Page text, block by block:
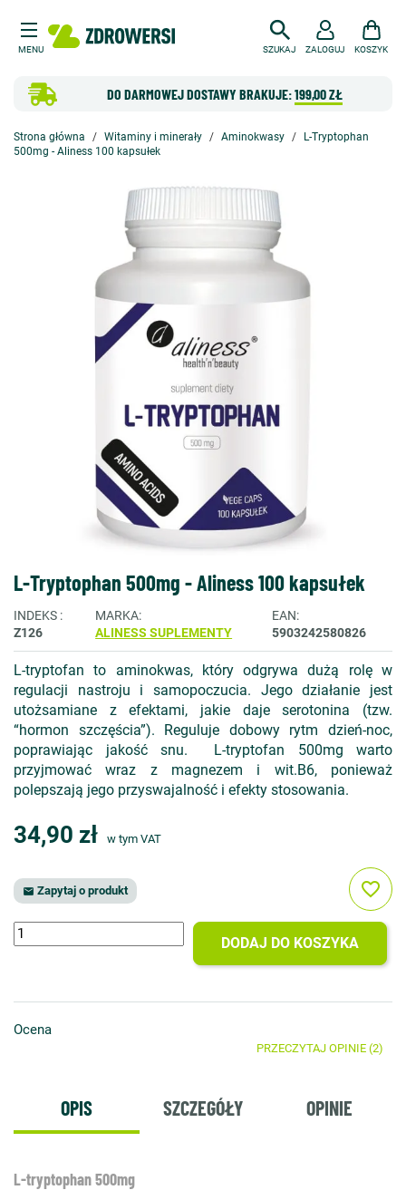
MENU SZUKAJ
DO DARMOWEJ DOSTAWY BRAKUJE:199,00 ZŁ
ZALOGUJ KOSZYK
Strona główna Witaminy i minerały Aminokwasy
L-Tryptophan
500mg - Aliness 100 kapsułek
L-Tryptophan 500mg - Aliness 100 kapsułek
INDEKS
Z126
MARKA
ALINESS SUPLEMENTY
EAN
5903242580826
L-tryptofan to aminokwas, który odgrywa dużą rolę w
regulacji nastroju i samopoczucia. Jego działanie jest
utożsamiane z efektami, jakie daje serotonina (tzw.
“hormon szczęścia”). Reguluje dobowy rytm dzień-noc,
poprawiając jakość snu. L-tryptofan 500mg warto
przyjmować wraz z magnezem i wit.B6, ponieważ
polepszają jego przyswajalność i efekty stosowania.
34,90 zł w tym VAT
 Zapytaj o produkt
DODAJ DO KOSZYKA
favorite_border
Ocena
PRZECZYTAJ OPINIE (2)
OPIS SZCZEGÓŁY OPINIE
L-tryptophan 500mg